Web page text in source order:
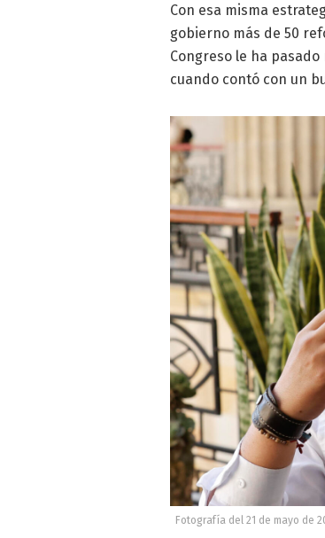
Con esa misma
gobierno más de 50
Congreso le ha
cuando contó con un
Fotografía del 21 de mayo de